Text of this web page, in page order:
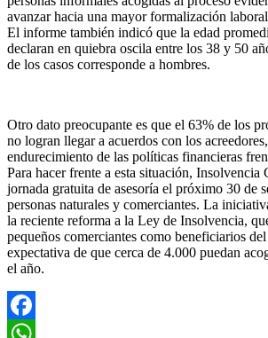
avanzar hacia una mayor formalización
El informe también indicó que la edad
declaran en quiebra oscila entre los 38 y 50
de los casos corresponde a hombres.
Otro dato preocupante es que el 63% de los
no logran llegar a acuerdos con los
endurecimiento de las políticas financieras
Para hacer frente a esta situación, Insolvencia
jornada gratuita de asesoría el próximo 30 de
personas naturales y comerciantes. La
la reciente reforma a la Ley de Insolvencia,
pequeños comerciantes como beneficiarios
expectativa de que cerca de 4.000 puedan
el año.
Facebook